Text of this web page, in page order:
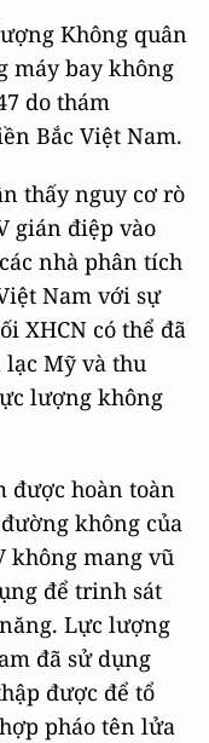
Không quân
máy bay không
do thám
Bắc Việt Nam.
thấy nguy cơ rò
gián điệp vào
nhà phân tích
Nam với sự
XHCN có thể đã
Mỹ và thu
lượng không
được hoàn toàn
không của
không mang vũ
để trinh sát
Lực lượng
đã sử dụng
được để tổ
pháo tên lửa